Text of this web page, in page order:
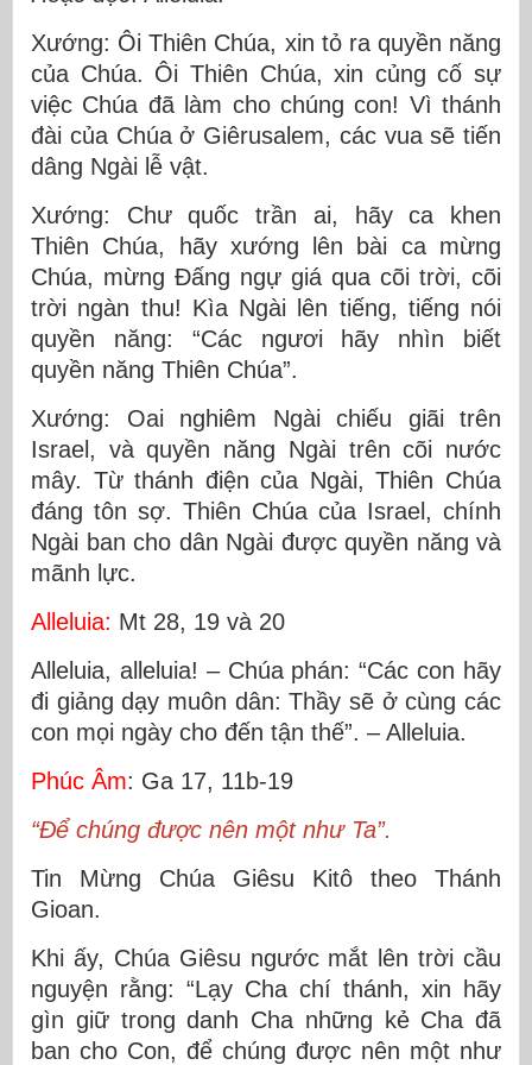
Xướng: Ôi Thiên Chúa, xin tỏ ra quyền năng
của Chúa. Ôi Thiên Chúa, xin củng cố sự
việc Chúa đã làm cho chúng con! Vì thánh
đài của Chúa ở Giêrusalem, các vua sẽ tiến
dâng Ngài lễ vật.
Xướng: Chư quốc trần ai, hãy ca khen
Thiên Chúa, hãy xướng lên bài ca mừng
Chúa, mừng Ðấng ngự giá qua cõi trời, cõi
trời ngàn thu! Kìa Ngài lên tiếng, tiếng nói
quyền năng: “Các ngươi hãy nhìn biết
quyền năng Thiên Chúa”.
Xướng: Oai nghiêm Ngài chiếu giãi trên
Israel, và quyền năng Ngài trên cõi nước
mây. Từ thánh điện của Ngài, Thiên Chúa
đáng tôn sợ. Thiên Chúa của Israel, chính
Ngài ban cho dân Ngài được quyền năng và
mãnh lực.
Alleluia: Mt 28, 19 và 20
Alleluia, alleluia! – Chúa phán: “Các con hãy
đi giảng dạy muôn dân: Thầy sẽ ở cùng các
con mọi ngày cho đến tận thế”. – Alleluia.
Phúc Âm: Ga 17, 11b-19
“Ðể chúng được nên một như Ta”.
Tin Mừng Chúa Giêsu Kitô theo Thánh
Gioan.
Khi ấy, Chúa Giêsu ngước mắt lên trời cầu
nguyện rằng: “Lạy Cha chí thánh, xin hãy
gìn giữ trong danh Cha những kẻ Cha đã
ban cho Con, để chúng được nên một như